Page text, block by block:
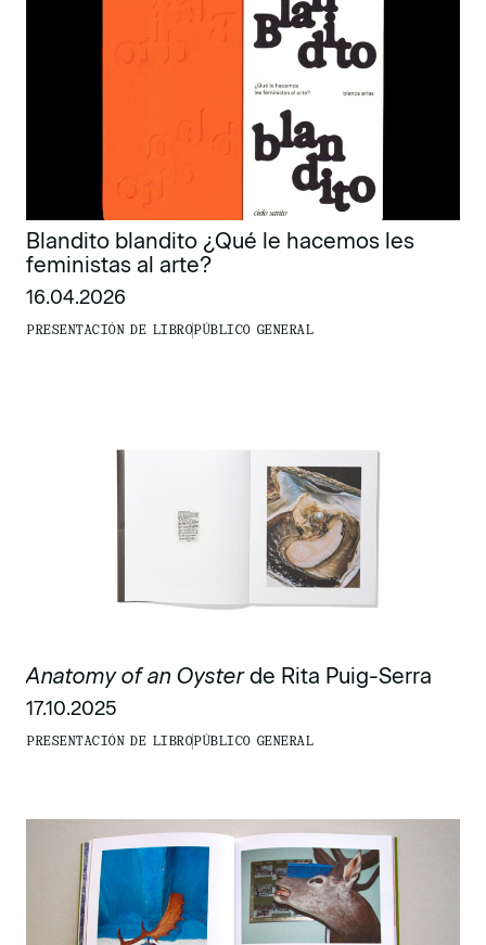
Blandito blandito ¿Qué le hacemos les
feministas al arte?
16.04.2026
PRESENTACIÓN DE LIBROPÚBLICO GENERAL
Anatomy of an Oysterde Rita Puig-Serra
17.10.2025
PRESENTACIÓN DE LIBRO PÚBLICO GENERAL